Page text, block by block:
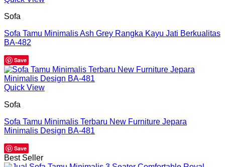
Sofa
Sofa Tamu Minimalis Ash Grey Rangka Kayu Jati Berkualitas
BA-482
Save
Quick View
Sofa
Sofa Tamu Minimalis Terbaru New Furniture Jepara
Minimalis Design BA-481
Save
Best Seller